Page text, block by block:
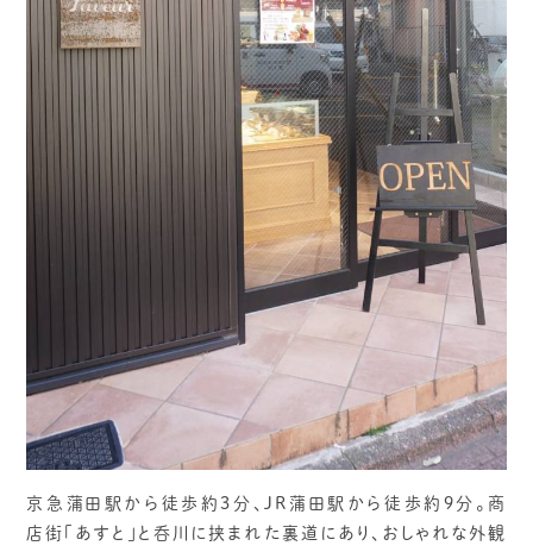
京急蒲田駅から徒歩約3分、JR蒲田駅から徒歩約9分。商
店街「あすと」と呑川に挟まれた裏道にあり、おしゃれな外観